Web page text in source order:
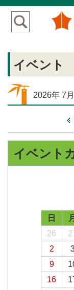
イベント
2026年 7月
イベント
日
月
26
2
9
16